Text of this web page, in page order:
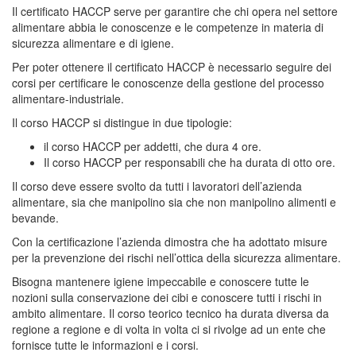
Il certificato HACCP serve per garantire che chi opera nel settore
alimentare abbia le conoscenze e le competenze in materia di
sicurezza alimentare e di igiene.
Per poter ottenere il certificato HACCP è necessario seguire dei
corsi per certificare le conoscenze della gestione del processo
alimentare-industriale.
Il corso HACCP si distingue in due tipologie:
il corso HACCP per addetti, che dura 4 ore.
Il corso HACCP per responsabili che ha durata di otto ore.
Il corso deve essere svolto da tutti i lavoratori dell’azienda
alimentare, sia che manipolino sia che non manipolino alimenti e
bevande.
Con la certificazione l’azienda dimostra che ha adottato misure
per la prevenzione dei rischi nell’ottica della sicurezza alimentare.
Bisogna mantenere igiene impeccabile e conoscere tutte le
nozioni sulla conservazione dei cibi e conoscere tutti i rischi in
ambito alimentare. Il corso teorico tecnico ha durata diversa da
regione a regione e di volta in volta ci si rivolge ad un ente che
fornisce tutte le informazioni e i corsi.